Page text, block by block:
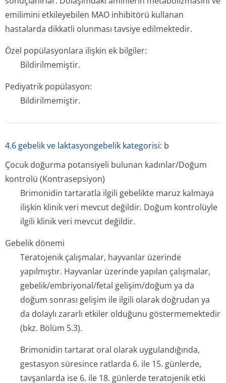
emilimini etkileyebilen MAO inhibitörü kullanan
hastalarda dikkatli olunması tavsiye edilmektedir.
Özel popülasyonlara ilişkin ek bilgiler:
Bildirilmemiştir.
Pediyatrik popülasyon:
Bildirilmemiştir.
4.6 gebelik ve laktasyongebelik kategorisi: b
Çocuk doğurma potansiyeli bulunan kadınlar/Doğum
kontrolü (Kontrasepsiyon)
Brimonidin tartaratla ilgili gebelikte maruz kalmaya
ilişkin klinik veri mevcut değildir. Doğum kontrolüyle
ilgili klinik veri mevcut değildir.
Gebelik dönemi
Teratojenik çalışmalar, hayvanlar üzerinde
yapılmıştır. Hayvanlar üzerinde yapılan çalışmalar,
gebelik/embri­yonal/fetal gelişim/doğum ya da
doğum sonrası gelişim ile ilgili olarak doğrudan ya
da dolaylı zararlı etkiler olduğunu göstermemektedir
(bkz. Bölüm 5.3).
Brimonidin tartarat oral olarak uygulandığında,
gestasyon süresince ratlarda 6. ile 15. günlerde,
tavşanlarda ise 6. ile 18. günlerde teratojenik etki